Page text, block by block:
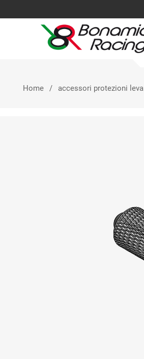
Home accessori protezioni leva